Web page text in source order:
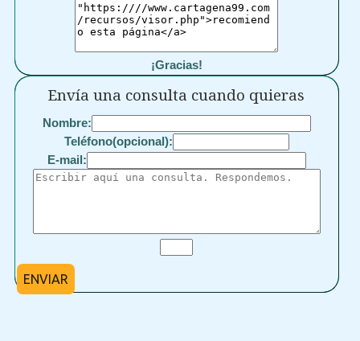
¡Gracias!
Envía una consulta cuando quieras
Nombre:
Teléfono(opcional):
E-mail:
ENVIAR